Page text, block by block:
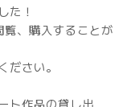
た！
、購入することが
ださい。